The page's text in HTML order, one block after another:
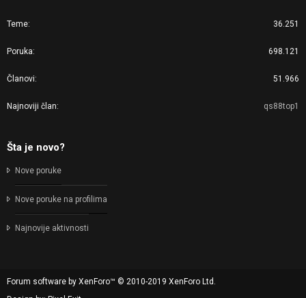
Teme 36.251
Poruka 698.121
Članovi 51.966
Najnoviji član qs88top1
Šta je novo?
Nove poruke
Nove poruke na profilima
Najnovije aktivnosti
Forum software by XenForo™ © 2010-2019 XenForo Ltd.